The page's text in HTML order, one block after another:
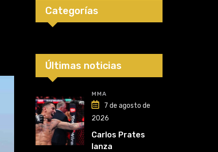
Categorías
Últimas noticias
MMA
7 de agosto de
2026
Carlos Prates
lanza